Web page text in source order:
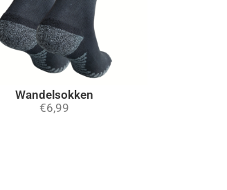
Wandelsokken
€6,99